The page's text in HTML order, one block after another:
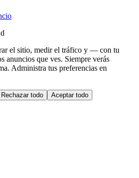
el sitio, medir el tráfico y — con tu
anuncios que ves. Siempre verás
Administra tus preferencias en
Rechazar todo Aceptar todo